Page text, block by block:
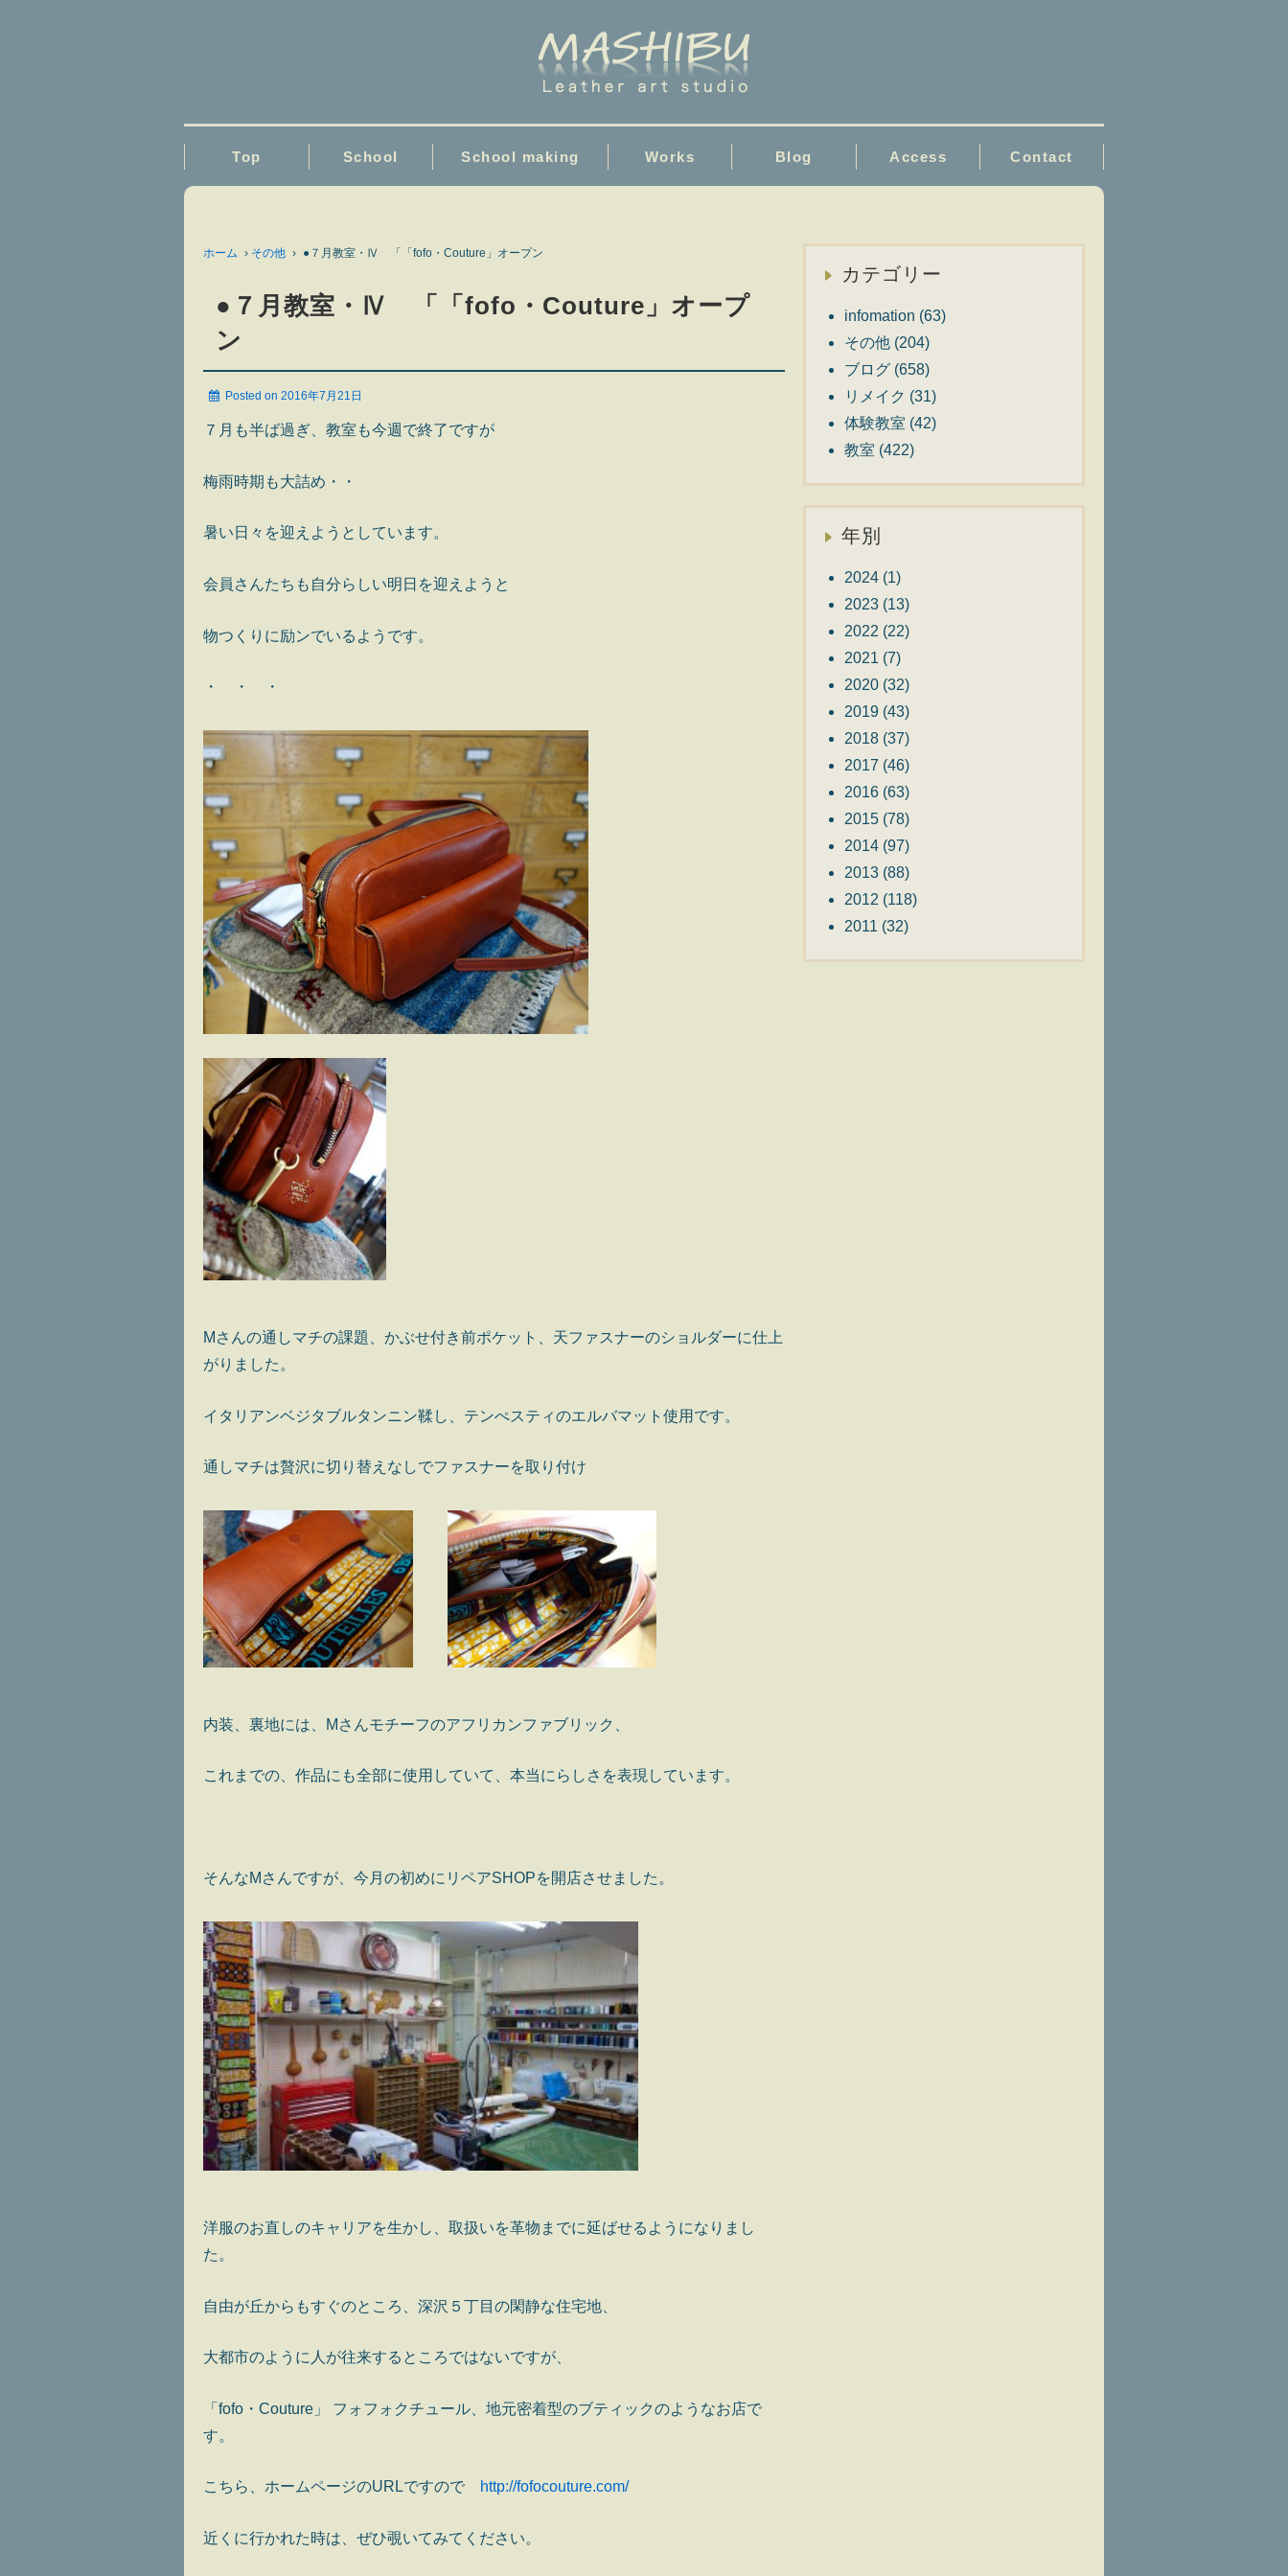
Top School School making Works Blog Access Contact
ホーム › その他 › ●７月教室・Ⅳ 「「fofo・Couture」オープン
●７月教室・Ⅳ 「「fofo・Couture」オープ
ン
Posted on 2016年7月21日
７月も半ば過ぎ、教室も今週で終了ですが
梅雨時期も大詰め・・
暑い日々を迎えようとしています。
会員さんたちも自分らしい明日を迎えようと
物つくりに励ンでいるようです。
・ ・ ・
Mさんの通しマチの課題、かぶせ付き前ポケット、天ファスナーのショルダーに仕上
がりました。
イタリアンベジタブルタンニン鞣し、テンぺスティのエルバマット使用です。
通しマチは贅沢に切り替えなしでファスナーを取り付け
内装、裏地には、Mさんモチーフのアフリカンファブリック、
これまでの、作品にも全部に使用していて、本当にらしさを表現しています。
そんなMさんですが、今月の初めにリペアSHOPを開店させました。
洋服のお直しのキャリアを生かし、取扱いを革物までに延ばせるようになりまし
た。
自由が丘からもすぐのところ、深沢５丁目の閑静な住宅地、
大都市のように人が往来するところではないですが、
「fofo・Couture」 フォフォクチュール、地元密着型のブティックのようなお店で
す。
こちら、ホームページのURLですので http://fofocouture.com/
近くに行かれた時は、ぜひ覗いてみてください。
カテゴリー
infomation (63)
その他 (204)
ブログ (658)
リメイク (31)
体験教室 (42)
教室 (422)
年別
2024 (1)
2023 (13)
2022 (22)
2021 (7)
2020 (32)
2019 (43)
2018 (37)
2017 (46)
2016 (63)
2015 (78)
2014 (97)
2013 (88)
2012 (118)
2011 (32)